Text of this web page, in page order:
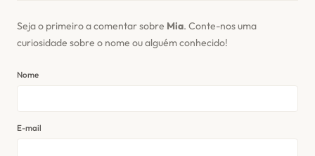
Seja o primeiro a comentar sobre Mia. Conte-nos uma
curiosidade sobre o nome ou alguém conhecido!
Nome
E-mail